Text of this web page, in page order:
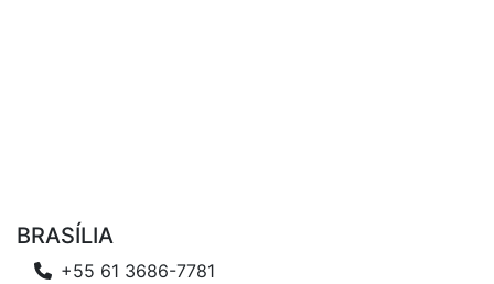
BRASÍLIA
+55 61 3686-7781